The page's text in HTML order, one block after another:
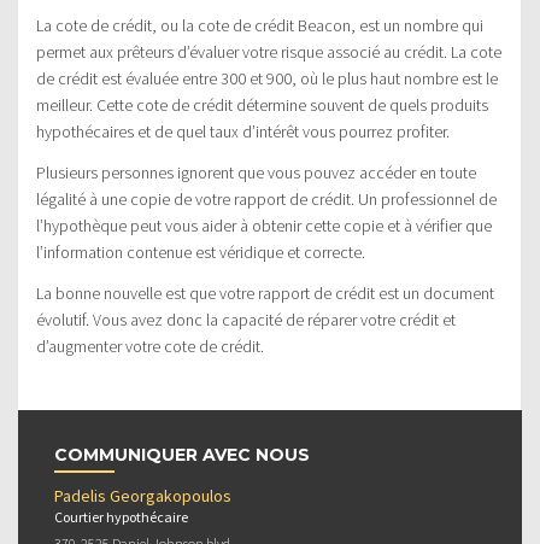
La cote de crédit, ou la cote de crédit Beacon, est un nombre qui
permet aux prêteurs d’évaluer votre risque associé au crédit. La cote
de crédit est évaluée entre 300 et 900, où le plus haut nombre est le
meilleur. Cette cote de crédit détermine souvent de quels produits
hypothécaires et de quel taux d’intérêt vous pourrez profiter.
Plusieurs personnes ignorent que vous pouvez accéder en toute
légalité à une copie de votre rapport de crédit. Un professionnel de
l’hypothèque peut vous aider à obtenir cette copie et à vérifier que
l’information contenue est véridique et correcte.
La bonne nouvelle est que votre rapport de crédit est un document
évolutif. Vous avez donc la capacité de réparer votre crédit et
d’augmenter votre cote de crédit.
COMMUNIQUER AVEC NOUS
Padelis Georgakopoulos
Courtier hypothécaire